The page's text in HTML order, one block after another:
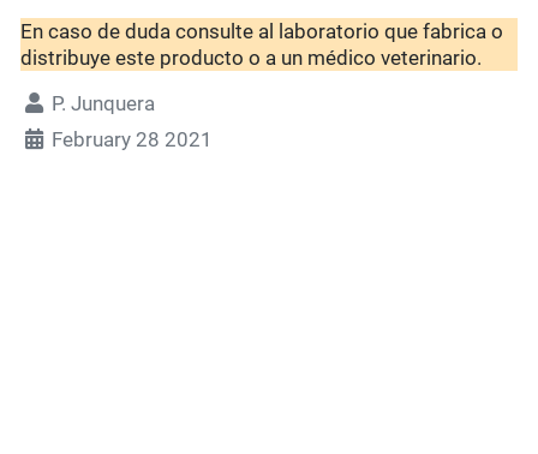
En caso de duda consulte al laboratorio que fabrica o
distribuye este producto o a un médico veterinario.
P. Junquera
February 28 2021